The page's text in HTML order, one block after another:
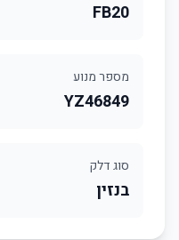
FB20
מספר מנוע
YZ46849
סוג דלק
בנזין